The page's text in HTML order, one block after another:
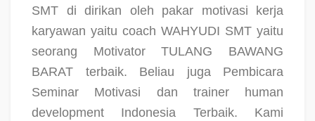
SMT di dirikan oleh pakar motivasi kerja
karyawan yaitu coach WAHYUDI SMT yaitu
seorang Motivator TULANG BAWANG
BARAT terbaik. Beliau juga Pembicara
Seminar Motivasi dan trainer human
development Indonesia Terbaik. Kami